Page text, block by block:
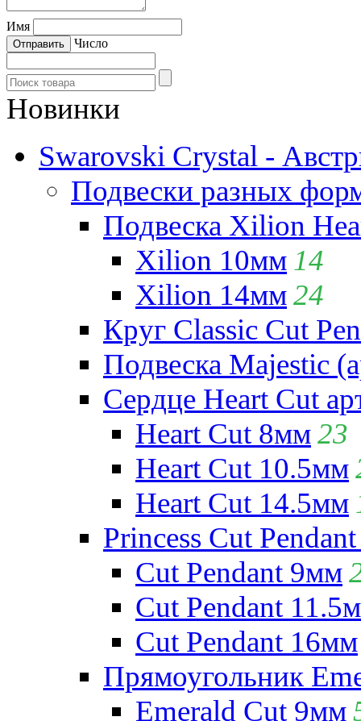
Имя
Число
Новинки
Swarovski Crystal -
Подвески разных
Подвеска Xilion
Xilion 10мм 14
Xilion 14мм24
Круг Classic Cut
Подвеска Majestic
Сердце Heart Cut
Heart Cut 8мм23
Heart Cut 10.5мм
Heart Cut 14.5мм
Princess Cut
Cut Pendant 9мм
Cut Pendant
Cut Pendant 16мм
Прямоугольник
Emerald Cut 9мм